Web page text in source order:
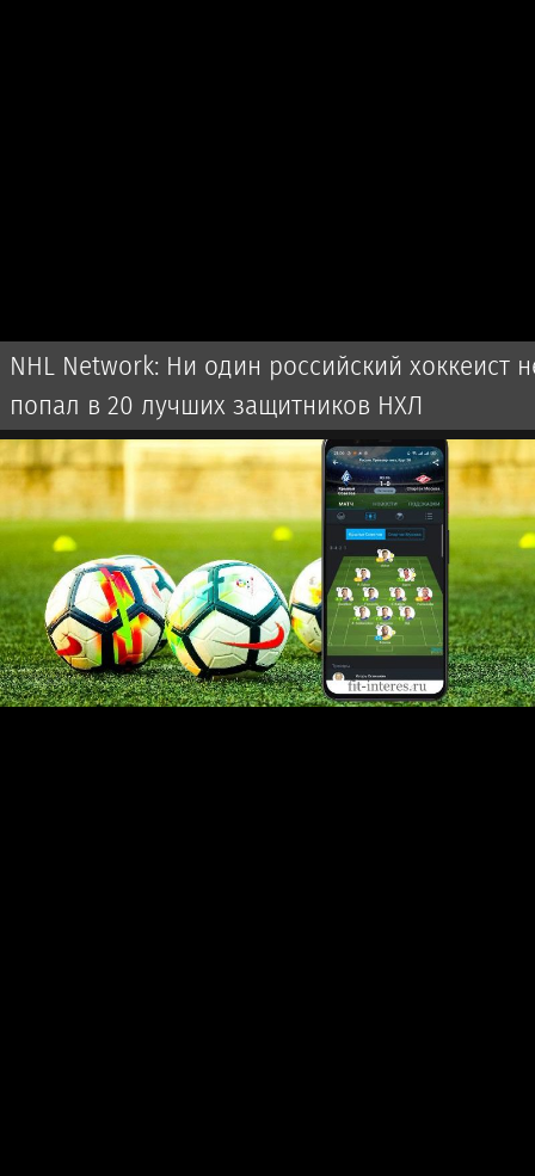
NHL Network: Ни один российский хоккеист
попал в 20 лучших защитников НХЛ